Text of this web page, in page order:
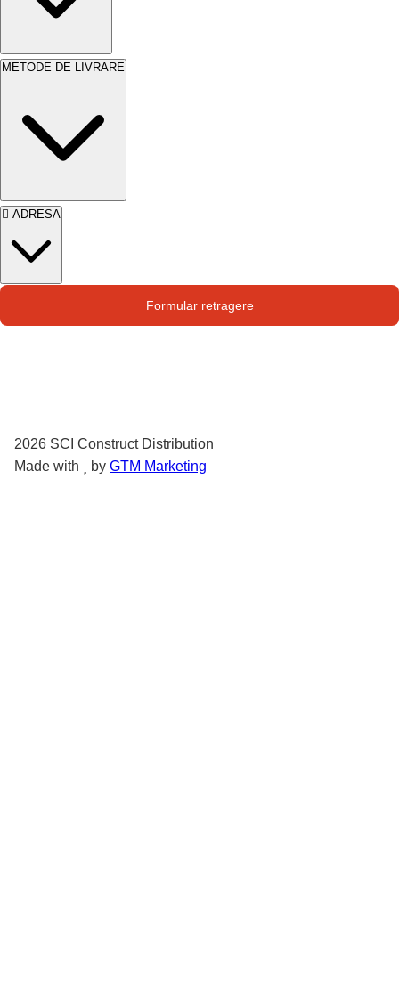
METODE DE LIVRARE
ADRESA
Formular retragere
2026 SCI Construct Distribution
Made with
by GTM Marketing